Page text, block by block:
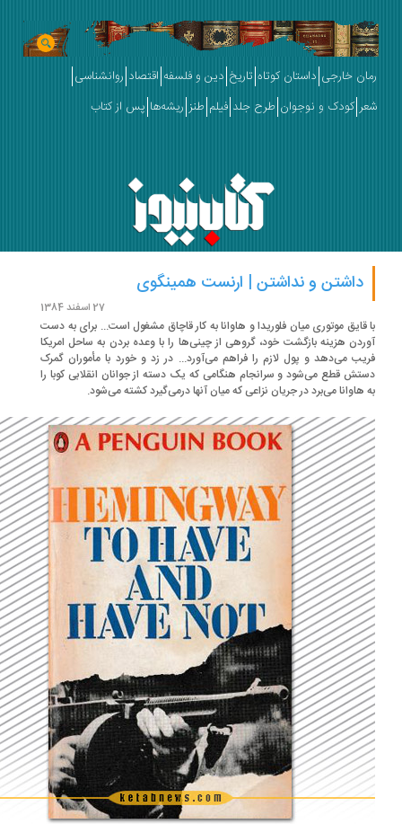
خارجی داستان کوتاه تاریخ دین و فلسفه اقتصاد روانشناسی
کودک و نوجوان طرح جلد فیلم طنز ریشه‌ها پس از کتاب
داشتن و نداشتن | ارنست همینگوی
قایق موتوری میان فلوریدا و هاوانا به کار قاچاق مشغول است... برای به دست
هزینه بازگشت خود، گروهی از چینی‌ها را با وعده بردن به ساحل امریکا
می‌دهد و پول لازم را فراهم می‌آورد... در زد و خورد با مأموران گمرک
قطع می‌شود و سرانجام هنگامی که یک دسته از جوانان انقلابی کوبا را
هاوانا می‌برد در جریان نزاعی که میان آنها درمی‌گیرد کشته می‌شود.